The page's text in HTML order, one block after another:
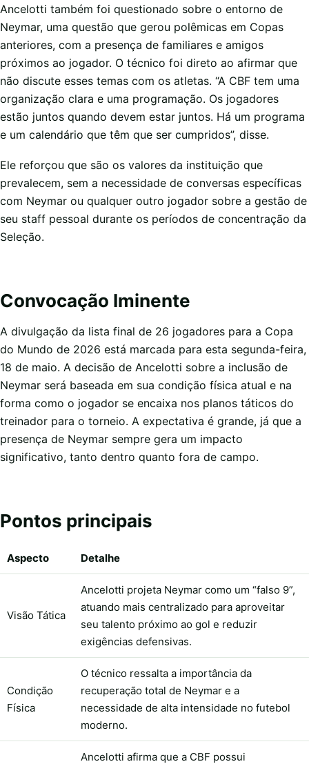
Ancelotti também foi questionado sobre o entorno de
Neymar, uma questão que gerou polêmicas em Copas
anteriores, com a presença de familiares e amigos
próximos ao jogador. O técnico foi direto ao afirmar que
não discute esses temas com os atletas. “A CBF tem uma
organização clara e uma programação. Os jogadores
estão juntos quando devem estar juntos. Há um programa
e um calendário que têm que ser cumpridos”, disse.
Ele reforçou que são os valores da instituição que
prevalecem, sem a necessidade de conversas específicas
com Neymar ou qualquer outro jogador sobre a gestão de
seu staff pessoal durante os períodos de concentração da
Seleção.
Convocação Iminente
A divulgação da lista final de 26 jogadores para a Copa
do Mundo de 2026 está marcada para esta segunda-feira,
18 de maio. A decisão de Ancelotti sobre a inclusão de
Neymar será baseada em sua condição física atual e na
forma como o jogador se encaixa nos planos táticos do
treinador para o torneio. A expectativa é grande, já que a
presença de Neymar sempre gera um impacto
significativo, tanto dentro quanto fora de campo.
Pontos principais
Aspecto Detalhe
Visão Tática
Ancelotti projeta Neymar como um “falso 9”,
atuando mais centralizado para aproveitar
seu talento próximo ao gol e reduzir
exigências defensivas.
Condição
Física
O técnico ressalta a importância da
recuperação total de Neymar e a
necessidade de alta intensidade no futebol
moderno.
Ancelotti afirma que a CBF possui